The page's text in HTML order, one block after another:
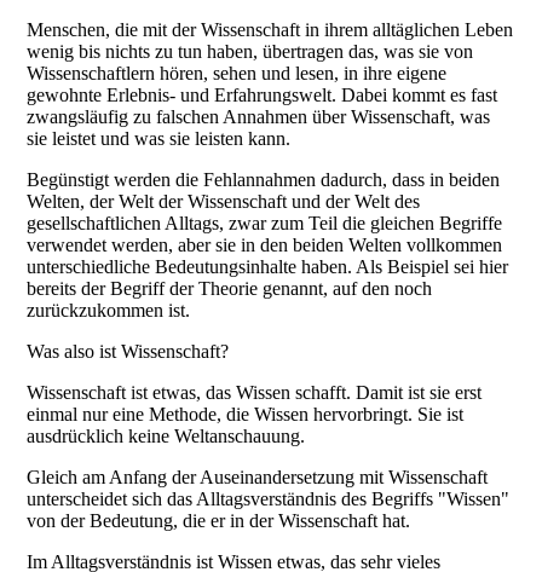
Menschen, die mit der Wissenschaft in ihrem alltäglichen Leben
wenig bis nichts zu tun haben, übertragen das, was sie von
Wissenschaftlern hören, sehen und lesen, in ihre eigene
gewohnte Erlebnis- und Erfahrungswelt. Dabei kommt es fast
zwangsläufig zu falschen Annahmen über Wissenschaft, was
sie leistet und was sie leisten kann.
Begünstigt werden die Fehlannahmen dadurch, dass in beiden
Welten, der Welt der Wissenschaft und der Welt des
gesellschaftlichen Alltags, zwar zum Teil die gleichen Begriffe
verwendet werden, aber sie in den beiden Welten vollkommen
unterschiedliche Bedeutungsinhalte haben. Als Beispiel sei hier
bereits der Begriff der Theorie genannt, auf den noch
zurückzukommen ist.
Was also ist Wissenschaft?
Wissenschaft ist etwas, das Wissen schafft. Damit ist sie erst
einmal nur eine Methode, die Wissen hervorbringt. Sie ist
ausdrücklich keine Weltanschauung.
Gleich am Anfang der Auseinandersetzung mit Wissenschaft
unterscheidet sich das Alltagsverständnis des Begriffs "Wissen"
von der Bedeutung, die er in der Wissenschaft hat.
Im Alltagsverständnis ist Wissen etwas, das sehr vieles